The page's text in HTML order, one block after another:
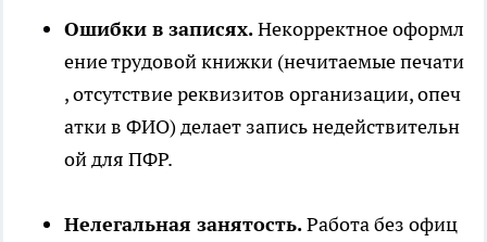
Ошибки в записях.Некорректное оформл
ение трудовой книжки (нечитаемые печати
, отсутствие реквизитов организации, опеч
атки в ФИО) делает запись недействительн
ой для ПФР.
Нелегальная занятость.Работа без офиц